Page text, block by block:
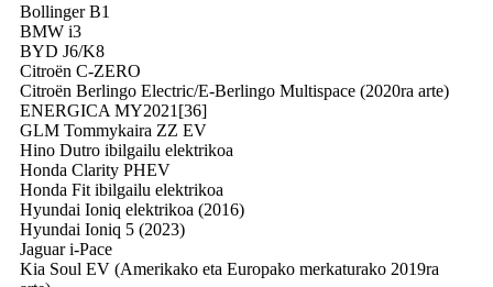
Bollinger B1
BMW i3
BYD J6/K8
Citroën C-ZERO
Citroën Berlingo Electric/E-Berlingo Multispace (2020ra arte)
ENERGICA MY2021[36]
GLM Tommykaira ZZ EV
Hino Dutro ibilgailu elektrikoa
Honda Clarity PHEV
Honda Fit ibilgailu elektrikoa
Hyundai Ioniq elektrikoa (2016)
Hyundai Ioniq 5 (2023)
Jaguar i-Pace
Kia Soul EV (Amerikako eta Europako merkaturako 2019ra